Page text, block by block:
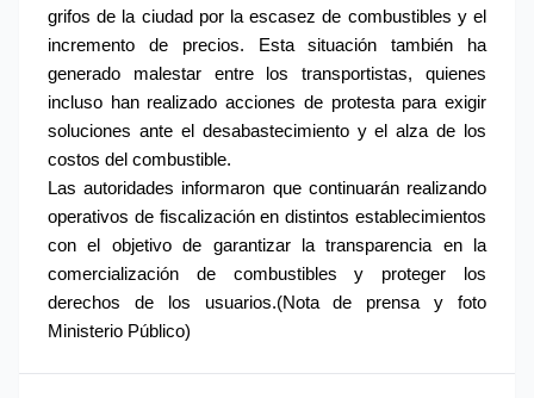
grifos de la ciudad por la escasez de combustibles y el
incremento de precios. Esta situación también ha
generado malestar entre los transportistas, quienes
incluso han realizado acciones de protesta para exigir
soluciones ante el desabastecimiento y el alza de los
costos del combustible.
Las autoridades informaron que continuarán realizando
operativos de fiscalización en distintos establecimientos
con el objetivo de garantizar la transparencia en la
comercialización de combustibles y proteger los
derechos de los usuarios.(Nota de prensa y foto
Ministerio Público)